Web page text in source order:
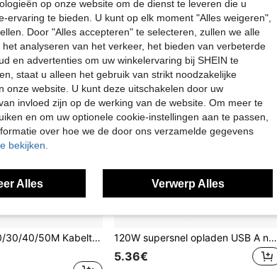
3mm 10/15/20/30/40/50M Kabeltrekker Vislinthaspel Draadkabeltrekapparaat Metaal Fiberglas Buisinstallatiegereedschap Voor Bouw, Telecom, Elektricien
120W supersnel opladen USB A naar Type-C-kabel met LED-digitaal display, dubbele Type-C-kabel, 6A hoge stroomsterkte, compatibel met POCO, Moederdag, verjaardag, cadeau voor terug naar school
5.36€
op onze website om de dienst te leveren die u
te bieden. U kunt op elk moment "Alles weigeren",
Door "Alles accepteren" te selecteren, zullen we alle
analyseren van het verkeer, het bieden van verbeterde
en advertenties om uw winkelervaring bij SHEIN te
staat u alleen het gebruik van strikt noodzakelijke
onze website. U kunt deze uitschakelen door uw
invloed zijn op de werking van de website. Om meer te
en om uw optionele cookie-instellingen aan te passen,
over hoe we de door ons verzamelde gegevens
bekijken.
Alles Verwerp Alles